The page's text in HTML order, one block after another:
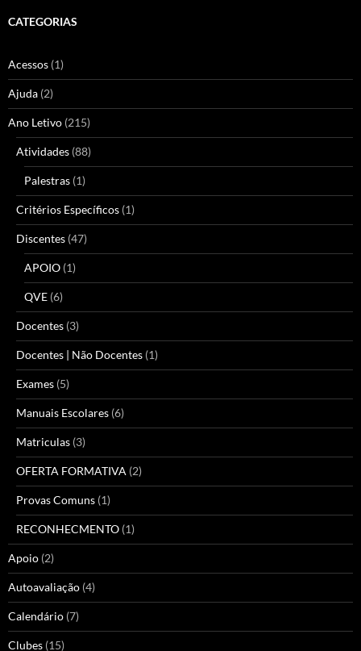
CATEGORIAS
Acessos (1)
Ajuda (2)
Ano Letivo (215)
Atividades (88)
Palestras (1)
Critérios Específicos (1)
Discentes (47)
APOIO (1)
QVE (6)
Docentes (3)
Docentes | Não Docentes (1)
Exames (5)
Manuais Escolares (6)
Matriculas (3)
OFERTA FORMATIVA (2)
Provas Comuns (1)
RECONHECMENTO (1)
Apoio (2)
Autoavaliação (4)
Calendário (7)
Clubes (15)